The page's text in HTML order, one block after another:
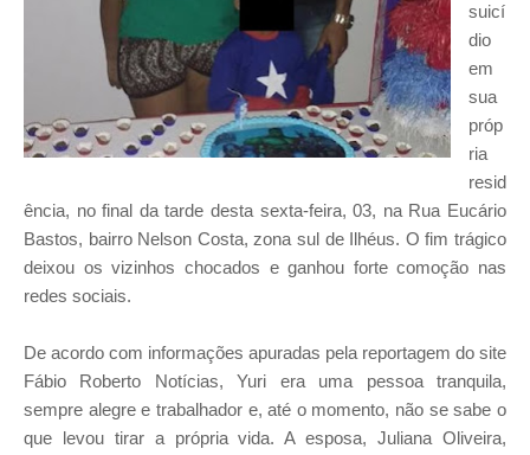
suicí
dio
em
sua
próp
ria
resid
ência, no final da tarde desta sexta-feira, 03, na Rua Eucário
Bastos, bairro Nelson Costa, zona sul de Ilhéus. O fim trágico
deixou os vizinhos chocados e ganhou forte comoção nas
redes sociais.
De acordo com informações apuradas pela reportagem do site
Fábio Roberto Notícias, Yuri era uma pessoa tranquila,
sempre alegre e trabalhador e, até o momento, não se sabe o
que levou tirar a própria vida. A esposa, Juliana Oliveira,